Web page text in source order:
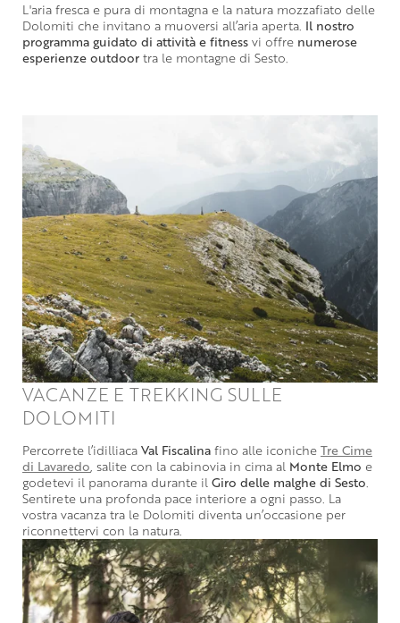
L'aria fresca e pura di montagna e la natura mozzafiato delle
Dolomiti che invitano a muoversi all’aria aperta. Il nostro
programma guidato di attività e fitness vi offre numerose
esperienze outdoor tra le montagne di Sesto.
VACANZE E TREKKING SULLE
DOLOMITI
Percorrete l’idilliaca Val Fiscalina fino alle iconiche Tre Cime
di Lavaredo , salite con la cabinovia in cima al Monte Elmo e
godetevi il panorama durante il Giro delle malghe di Sesto
Sentirete una profonda pace interiore a ogni passo. La
vostra vacanza tra le Dolomiti diventa un’occasione per
riconnettervi con la natura.